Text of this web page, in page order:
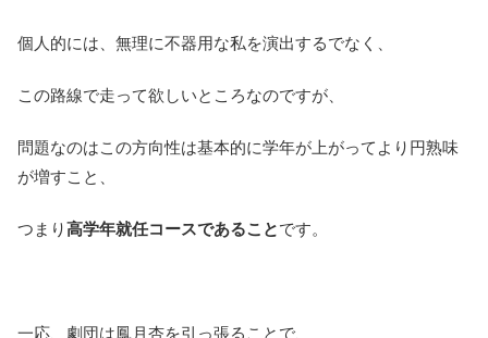
個人的には、無理に不器用な私を演出するでなく、
この路線で走って欲しいところなのですが、
問題なのはこの方向性は基本的に学年が上がってより円熟味
が増すこと、
つまり高学年就任コースであることです。
一応、劇団は鳳月杏を引っ張ることで、